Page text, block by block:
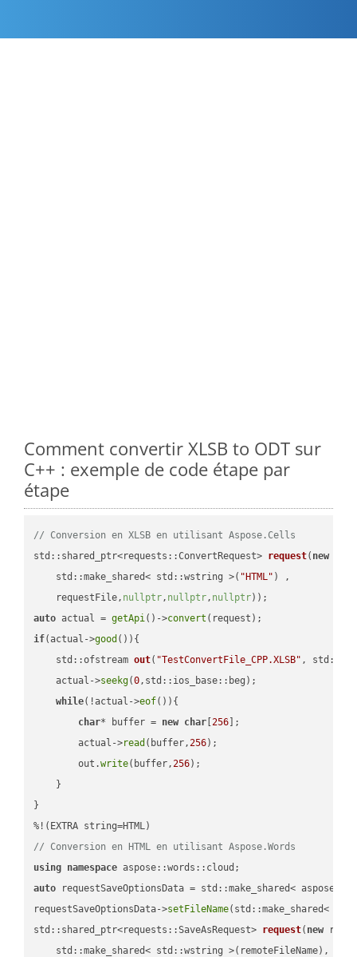
Comment convertir XLSB to ODT sur
C++ : exemple de code étape par
étape
// Conversion en XLSB en utilisant Aspose.Cells
std::shared_ptr<requests::ConvertRequest> request( new
    std::make_shared< std::wstring >(
"HTML" ) ,
    requestFile,
nullptr, nullptr, nullptr))
auto actual = getApi()->convert
if(actual->good ()){
std::ofstream out( "TestConvertFile_CPP.XLSB" ,
    actual->
seekg(0,std::ios_base::beg);
while(!actual->eof()){
char* buffer = new char [256 ];
        actual->
read (buffer,256);
        out.
write(buffer,256);
    }
}
// Conversion en HTML en utilisant Aspose.Words
using namespace
auto requestSaveOptionsData = std::make_shared<
requestSaveOptionsData->setFileName(std::make_shared<
std::shared_ptr<requests::SaveAsRequest> request( new
    std::make_shared< std::wstring >(remoteFileName),